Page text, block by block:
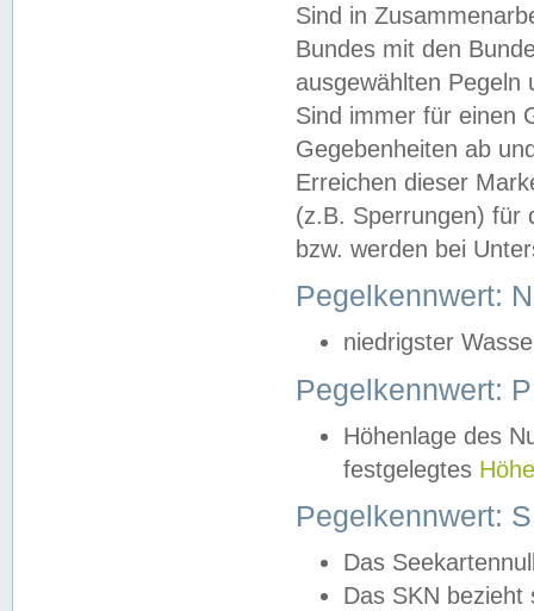
Sind in
Bundes mit den
ausgewählten
Sind immer für einen
Gegebenheiten ab
Erreichen dieser
(z.B. Sperrungen) für
bzw. werden bei
Pegelkennwert:
niedrigster
Pegelkennwert:
Höhenlage des
festgelegtes
Pegelkennwert:
Das
Das SKN